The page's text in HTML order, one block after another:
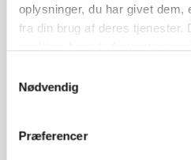
oplysninger, du har givet dem,
fra din brug af deres tjenester.
Nødvendig
Præferencer
MASKINER
Forserie til selvkørende